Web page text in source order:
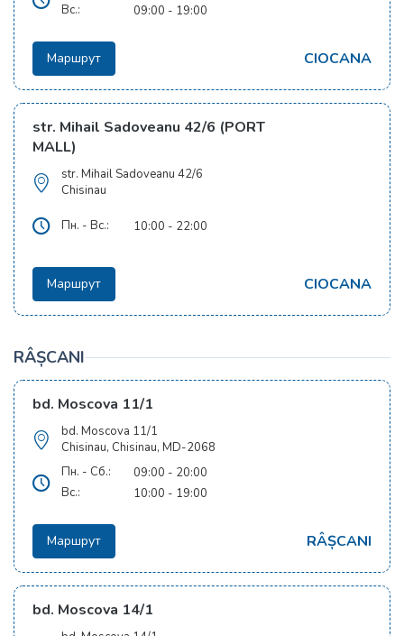
Вс.:
09:00 - 19:00
CIOCANA
Маршрут
str. Mihail Sadoveanu 42/6 (PORT
MALL)
str. Mihail Sadoveanu 42/6
Chisinau
Пн. - Вс.: 10:00 - 22:00
CIOCANA
Маршрут
RÂȘCANI
bd. Moscova 11/1
bd. Moscova 11/1
Chisinau, Chisinau, MD-2068
Пн. - Сб.:
09:00 - 20:00
Вс.:
10:00 - 19:00
RÂȘCANI
Маршрут
bd. Moscova 14/1